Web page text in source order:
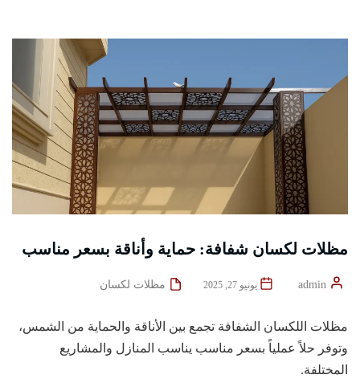
مظلات لكسان شفافة: حماية وأناقة بسعر مناسب
يونيو 27, 2025 مظلات لكسان
مظلات اللكسان الشفافة تجمع بين الأناقة والحماية من الشمس،
وتوفر حلاً عملياً بسعر مناسب يناسب المنازل والمشاريع
المختلفة.